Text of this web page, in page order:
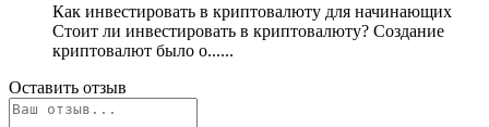
Как инвестировать в криптовалюту для начинающих
Стоит ли инвестировать в криптовалюту? Создание
криптовалют было о......
Оставить отзыв